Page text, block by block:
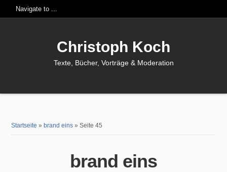
Christoph Koch
Texte, Bücher, Vorträge & Moderation
Startseite » brand eins »Seite 45
brand eins